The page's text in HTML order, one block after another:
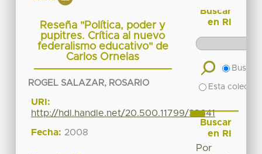
Reseña "Política, poder y
pupitres. Crítica al nuevo
federalismo educativo" de
Carlos Ornelas
ROGEL SALAZAR, ROSARIO
URI:
http://hdl.handle.net/20.500.11799/38641
Fecha: 2008
Buscar
en RI
Buscar
Esta
Buscar
en RI
Por